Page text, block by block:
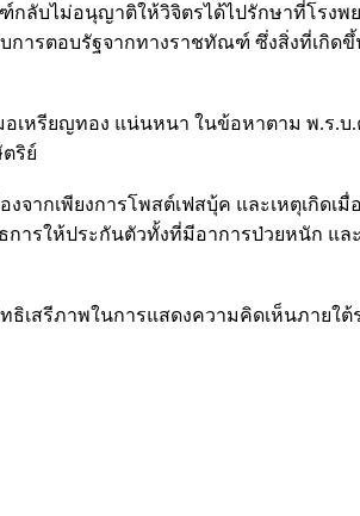
บไม่อนุญาติให้วิจิตรได้ไปรักษาที่โรงพ
การตอบรัฐจากทางราชทัณฑ์ ซึ่งสิ่งที่เกิ
หรียญทอง แน่นหนา ในข้อหาตาม พ.ร.บ
ริย์
ากเพียงการโพสต์เฟสบุ้ค และเหตุเกิดเ
การให้ประกันตัวทั้งที่มีอาการป่วยหนัก
เสรีภาพในการแสดงความคิดเห็นภายใต้